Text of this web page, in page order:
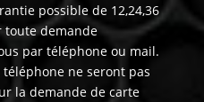
possible de 12,24,36
toute demande
par téléphone ou mail.
ne seront pas
la demande de carte